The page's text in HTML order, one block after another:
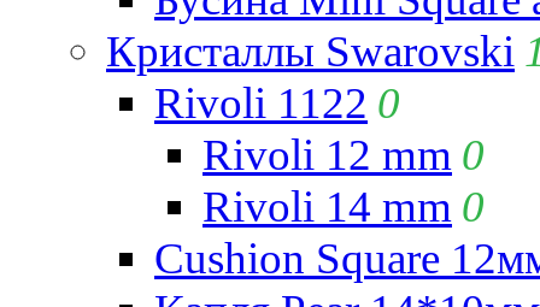
Кристаллы Swarovski
Rivoli 1122 0
Rivoli 12 mm 0
Rivoli 14 mm 0
Cushion Square